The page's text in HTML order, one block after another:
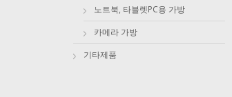
노트북, 타블렛PC용 가방
카메라 가방
기타제품